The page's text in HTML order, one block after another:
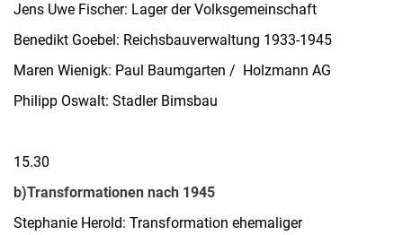
Jens Uwe Fischer: Lager der Volksgemeinschaft
Benedikt Goebel: Reichsbauverwaltung 1933-1945
Maren Wienigk: Paul Baumgarten / Holzmann AG
Philipp Oswalt: Stadler Bimsbau
15.30
b)Transformationen nach 1945
Stephanie Herold: Transformation ehemaliger